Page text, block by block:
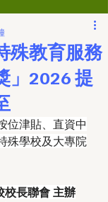
殊教育服務
」2026 提
位津貼、直資中
殊學校及大專院
校長聯會 主辦